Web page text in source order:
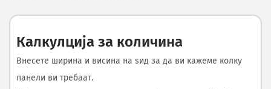
Калкулција за количина
Внесете ширина и висина на ѕид за да ви кажеме колку
панели ви требаат.